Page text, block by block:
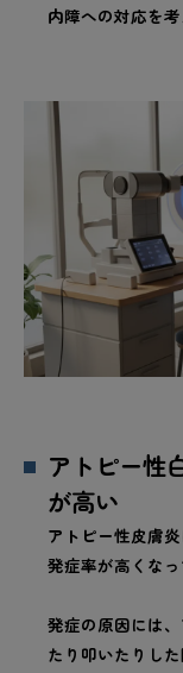
内障への対応を
アトピー性
が高い
アトピー性皮膚
発症率が高くなっ
発症の原因には
たり叩いたりし